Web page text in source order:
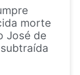
morte
José de